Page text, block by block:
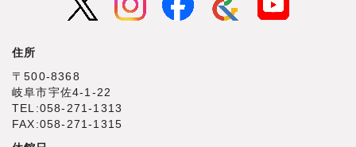
住所
〒500‐8368
岐阜市宇佐4‐1‐22
TEL:058-271-1313
FAX:058-271-1315